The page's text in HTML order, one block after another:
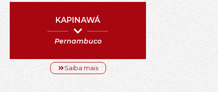
KAPINAWÁ
Pernambuco
Saiba mais